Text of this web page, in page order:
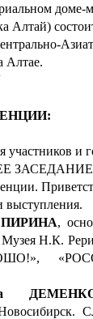
доме-
Алтай)
Алтае.
и
ЗАСЕДАНИЕ
,
Музея Н.К.